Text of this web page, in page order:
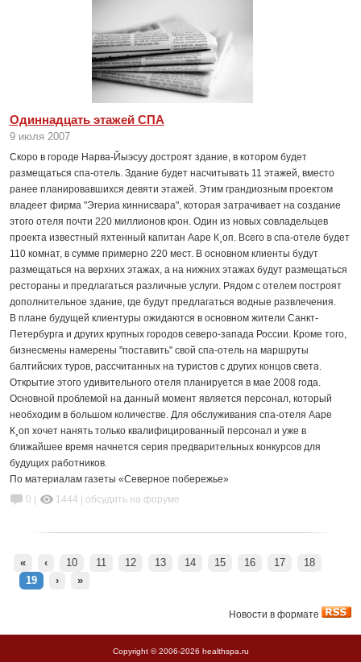
Одиннадцать этажей СПА
9 июля 2007
Скоро в городе Нарва-Йыэсуу достроят здание, в котором будет
размещаться спа-отель. Здание будет насчитывать 11 этажей, вместо
ранее планировавшихся девяти этажей. Этим грандиозным проектом
владеет фирма "Эгериа киннисвара", которая затрачивает на создание
этого отеля почти 220 миллионов крон. Один из новых совладельцев
проекта известный яхтенный капитан Ааре К¸оп. Всего в спа-отеле будет
110 комнат, в сумме примерно 220 мест. В основном клиенты будут
размещаться на верхних этажах, а на нижних этажах будут размещаться
рестораны и предлагаться различные услуги. Рядом с отелем построят
дополнительное здание, где будут предлагаться водные развлечения.
В плане будущей клиентуры ожидаются в основном жители Санкт-
Петербурга и других крупных городов северо-запада России. Кроме того,
бизнесмены намерены "поставить" свой спа-отель на маршруты
балтийских туров, рассчитанных на туристов с других концов света.
Открытие этого удивительного отеля планируется в мае 2008 года.
Основной проблемой на данный момент является персонал, который
необходим в большом количестве. Для обслуживания спа-отеля Ааре
К¸оп хочет нанять только квалифицированный персонал и уже в
ближайшее время начнется серия предварительных конкурсов для
будущих работников.
По материалам газеты «Северное побережье»
0 |
1444 обсудить на форуме
« ‹ 10 11 12 13 14 15 16 17
18
19
› »
Новости в формате
Copyright © 2006-2026 healthspa.ru